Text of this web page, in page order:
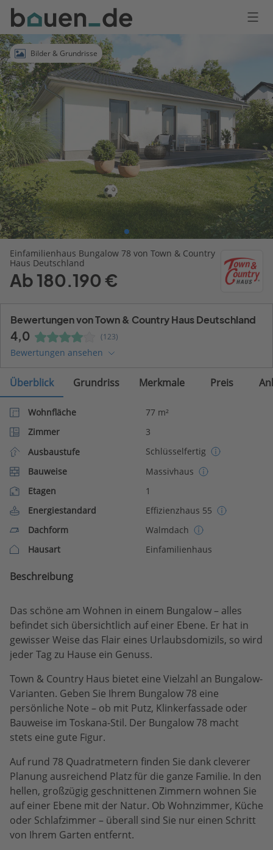
Bauen
Logo
AnmeldenBilder & Grundrisse
Einfamilienhaus Bungalow 78 von Town & Country
Haus Deutschland
Ab 180.190 €
Bewertungen von Town & Country Haus Deutschland
4,0 (123)
Bewertungen ansehen
Überblick Grundriss Merkmale Preis
Wohnfläche
77 m²
Zimmer
3
Ausbaustufe
Schlüsselfertig
Bauweise
Massivhaus
Etagen
1
Energiestandard
Effizienzhaus 55
Dachform
Walmdach
Hausart
Einfamilienhaus
Beschreibung
Das schöne am Wohnen in einem Bungalow – alles
befindet sich übersichtlich auf einer Ebene. Er hat in
gewisser Weise das Flair eines Urlaubsdomizils, so wird
jeder Tag zu Hause ein Genuss.
Town & Country Haus bietet eine Vielzahl an Bungalow-
Varianten. Geben Sie Ihrem Bungalow 78 eine
persönliche Note – ob mit Putz, Klinkerfassade oder
Bauweise im Toskana-Stil. Der Bungalow 78 macht
stets eine gute Figur.
Auf rund 78 Quadratmetern finden Sie dank cleverer
Planung ausreichend Platz für die ganze Familie. In den
hellen, großzügig geschnittenen Zimmern wohnen Sie
auf einer Ebene mit der Natur. Ob Wohnzimmer, Küche
oder Schlafzimmer – überall sind Sie nur einen Schritt
von Ihrem Garten entfernt.